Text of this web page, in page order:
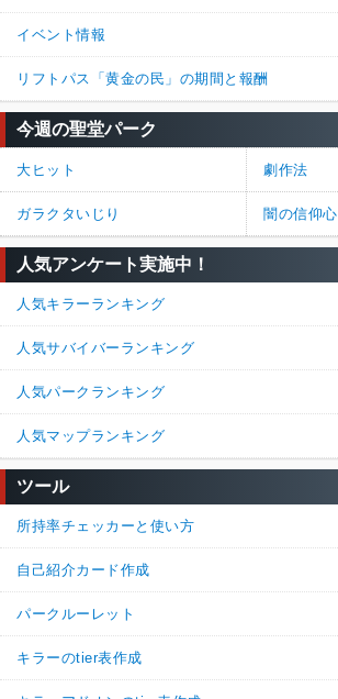
イベント情報
リフトパス「黄金の民」の期間と報酬
今週の聖堂パーク
大ヒット 劇作法
ガラクタいじり 闇の信仰心
人気アンケート実施中！
人気キラーランキング
人気サバイバーランキング
人気パークランキング
人気マップランキング
ツール
所持率チェッカーと使い方
自己紹介カード作成
パークルーレット
キラーのtier表作成